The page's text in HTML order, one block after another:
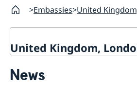
Embassies United
United Kingdom,
About us
News